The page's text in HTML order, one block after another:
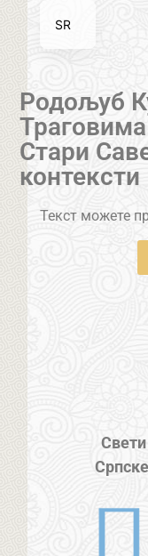
Родољуб
Стари
контексти
Текст можете
Свети
SR
EN